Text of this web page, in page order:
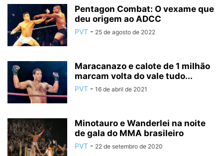
Pentagon Combat: O vexame que
deu origem ao ADCC
PVT - 25 de agosto de 2022
Maracanazo e calote de 1 milhão
marcam volta do vale tudo...
PVT - 16 de abril de 2021
Minotauro e Wanderlei na noite
de gala do MMA brasileiro
PVT - 22 de setembro de 2020